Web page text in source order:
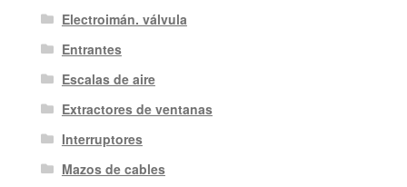
Electroimán. válvula
Entrantes
Escalas de aire
Extractores de ventanas
Interruptores
Mazos de cables